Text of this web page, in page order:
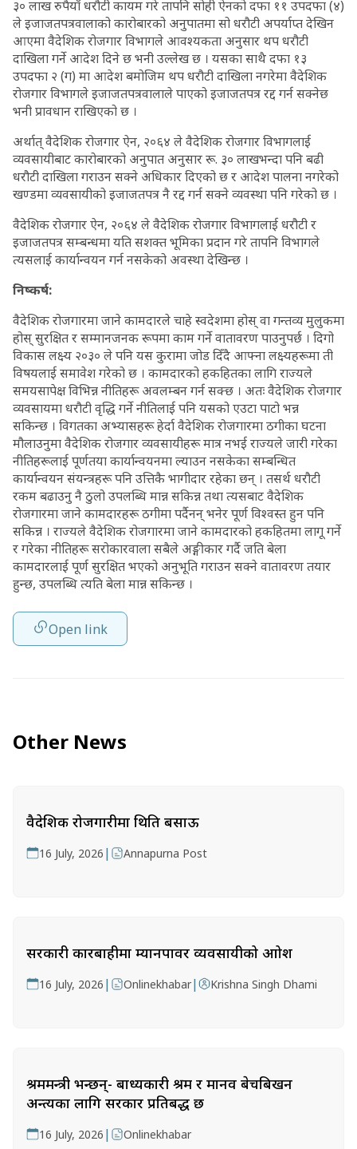
३० लाख रुपैयाँ धरौटी कायम गरे तापनि सोही ऐनको दफा ११ उपदफा (४)
ले इजाजतपत्रवालाको कारोबारको अनुपातमा सो धरौटी अपर्याप्त देखिन
आएमा वैदेशिक रोजगार विभागले आवश्यकता अनुसार थप धरौटी
दाखिला गर्ने आदेश दिने छ भनी उल्लेख छ । यसका साथै दफा १३
उपदफा २ (ग) मा आदेश बमोजिम थप धरौटी दाखिला नगरेमा वैदेशिक
रोजगार विभागले इजाजतपत्रवालाले पाएको इजाजतपत्र रद्द गर्न सक्नेछ
भनी प्रावधान राखिएको छ ।
अर्थात् वैदेशिक रोजगार ऐन, २०६४ ले वैदेशिक रोजगार विभागलाई
व्यवसायीबाट कारोबारको अनुपात अनुसार रू. ३० लाखभन्दा पनि बढी
धरौटी दाखिला गराउन सक्ने अधिकार दिएको छ र आदेश पालना नगरेको
खण्डमा व्यवसायीको इजाजतपत्र नै रद्द गर्न सक्ने व्यवस्था पनि गरेको छ ।
वैदेशिक रोजगार ऐन, २०६४ ले वैदेशिक रोजगार विभागलाई धरौटी र
इजाजतपत्र सम्बन्धमा यति सशक्त भूमिका प्रदान गरे तापनि विभागले
त्यसलाई कार्यान्वयन गर्न नसकेको अवस्था देखिन्छ ।
निष्कर्ष:
वैदेशिक रोजगारमा जाने कामदारले चाहे स्वदेशमा होस् वा गन्तव्य मुलुकमा
होस् सुरक्षित र सम्मानजनक रूपमा काम गर्ने वातावरण पाउनुपर्छ । दिगो
विकास लक्ष्य २०३० ले पनि यस कुरामा जोड दिँदै आफ्ना लक्ष्यहरूमा ती
विषयलाई समावेश गरेको छ । कामदारको हकहितका लागि राज्यले
समयसापेक्ष विभिन्न नीतिहरू अवलम्बन गर्न सक्छ । अतः वैदेशिक रोजगार
व्यवसायमा धरौटी वृद्धि गर्ने नीतिलाई पनि यसको एउटा पाटो भन्न
सकिन्छ । विगतका अभ्यासहरू हेर्दा वैदेशिक रोजगारमा ठगीका घटना
मौलाउनुमा वैदेशिक रोजगार व्यवसायीहरू मात्र नभई राज्यले जारी गरेका
नीतिहरूलाई पूर्णतया कार्यान्वयनमा ल्याउन नसकेका सम्बन्धित
कार्यान्वयन संयन्त्रहरू पनि उत्तिकै भागीदार रहेका छन् । तसर्थ धरौटी
रकम बढाउनु नै ठुलो उपलब्धि मान्न सकिन्न तथा त्यसबाट वैदेशिक
रोजगारमा जाने कामदारहरू ठगीमा पर्दैनन् भनेर पूर्ण विश्वस्त हुन पनि
सकिन्न । राज्यले वैदेशिक रोजगारमा जाने कामदारको हकहितमा लागू गर्ने
र गरेका नीतिहरू सरोकारवाला सबैले अङ्गीकार गर्दै जति बेला
कामदारलाई पूर्ण सुरक्षित भएको अनुभूति गराउन सक्ने वातावरण तयार
हुन्छ, उपलब्धि त्यति बेला मान्न सकिन्छ ।
Open link
Other News
वैदेशिक रोजगारीमा थिति बसाऊ
16 July, 2026 | Annapurna Post
सरकारी कारबाहीमा म्यानपावर व्यवसायीको आक्रोश
16 July, 2026 | Onlinekhabar| Krishna Singh Dhami
श्रममन्त्री भन्छन्- बाध्यकारी श्रम र मानव बेचबिखन
अन्त्यका लागि सरकार प्रतिबद्ध छ
16 July, 2026 | Onlinekhabar